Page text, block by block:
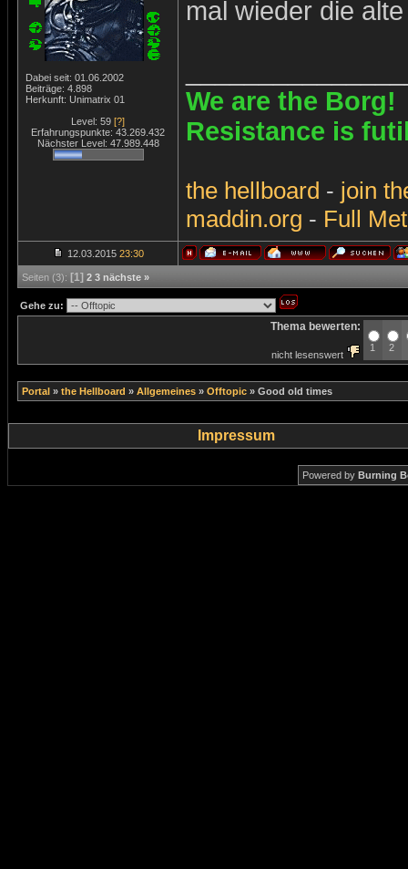
Dabei seit: 01.06.2002
Beiträge: 4.898
Herkunft: Unimatrix 01
Level: 59 [?]
Erfahrungspunkte: 43.269.432
Nächster Level: 47.989.448
mal wieder die
We are the Borg!
Resistance is
the hellboard - join
maddin.org - Full
12.03.2015 23:30
Seiten (3): [1] 2 3 nächste »
Gehe zu:
Thema bewerten:
nicht lesenswert
1 2
Portal » the Hellboard » Allgemeines » Offtopic » Good old times
Impressum
Powered by Burning